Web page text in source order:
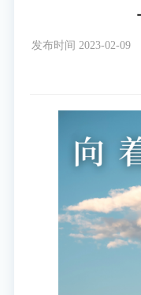
发布时间 2023-02-09